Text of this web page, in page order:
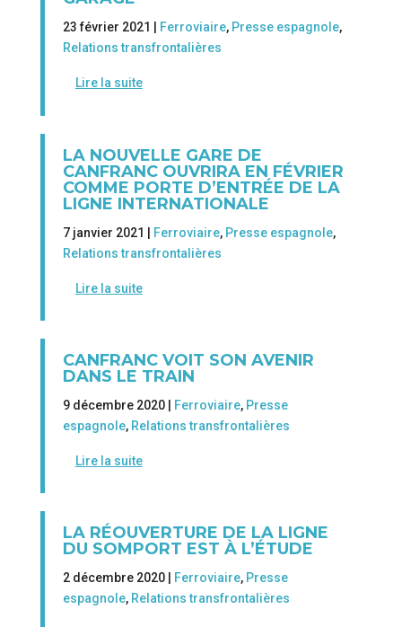
23 février 2021 | Ferroviaire, Presse espagnole,
Relations transfrontalières
Lire la suite
LA NOUVELLE GARE DE
CANFRANC OUVRIRA EN FÉVRIER
COMME PORTE D’ENTRÉE DE LA
LIGNE INTERNATIONALE
7 janvier 2021 | Ferroviaire, Presse espagnole,
Relations transfrontalières
Lire la suite
CANFRANC VOIT SON AVENIR
DANS LE TRAIN
9 décembre 2020 | Ferroviaire, Presse
espagnole, Relations transfrontalières
Lire la suite
LA RÉOUVERTURE DE LA LIGNE
DU SOMPORT EST À L’ÉTUDE
2 décembre 2020 | Ferroviaire, Presse
espagnole, Relations transfrontalières